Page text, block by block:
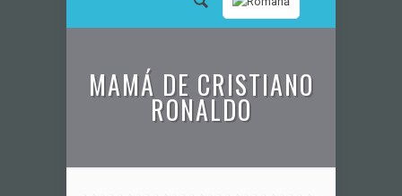
MAMÁ DE CRISTIANO
RONALDO